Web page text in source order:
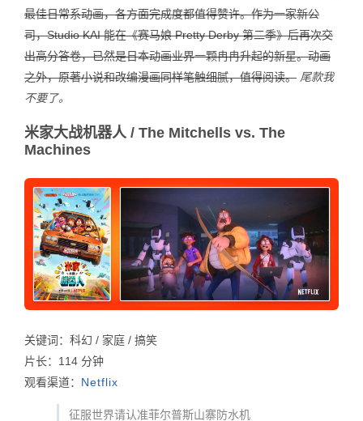
最佳日常系动画，各方面完成度都值得赞许。作为一家新公
司，Studio KAI 能在《赛马娘 Pretty Derby 第二季》后再次交
出高分答卷，已然是日本动画业界一颗冉冉升起的新星。动画
之外，原著小说和改编漫画同样笔触细腻，值得阅读。 尾款我
不要了。
米家大战机器人 / The Mitchells vs. The
Machines
关键词：科幻 / 家庭 / 搞笑
片长：114 分钟
观看渠道： Netflix
征服世界请认准菲尔普斯山寨防水机